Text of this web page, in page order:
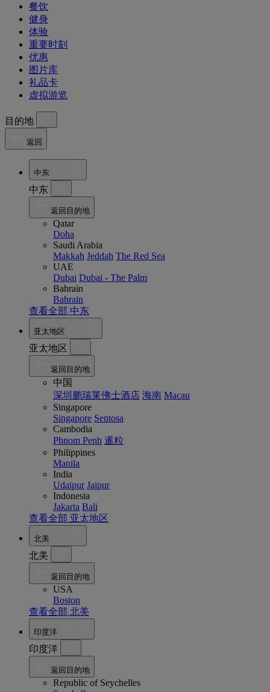
餐饮
健身
体验
重要时刻
优惠
图片库
礼品卡
虚拟游览
目的地
返回
中东
中东
返回目的地
Qatar
Doha
Saudi Arabia
Makkah Jeddah The Red Sea
UAE
Dubai Dubai - The Palm
Bahrain
Bahrain
查看全部 中东
亚太地区
亚太地区
返回目的地
中国
深圳鹏瑞莱佛士酒店 海南 Macau
Singapore
Singapore Sentosa
Cambodia
Phnom Penh 暹粒
Philippines
Manila
India
Udaipur Jaipur
Indonesia
Jakarta Bali
查看全部 亚太地区
北美
北美
返回目的地
USA
Boston
查看全部 北美
印度洋
印度洋
返回目的地
Republic of Seychelles